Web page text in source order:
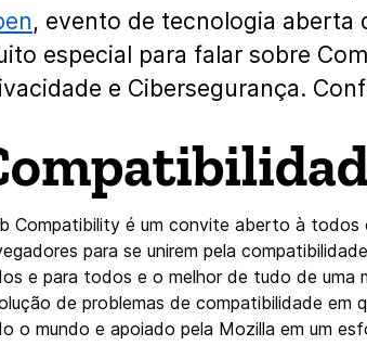
, evento de tecnologia aberta
especial para falar sobre
e Cibersegurança.
Compatibility é um convite aberto à todos
para se unirem pela
e para todos e o melhor de tudo de uma
de problemas de compatibilidade em
o mundo e apoiado pela Mozilla em um